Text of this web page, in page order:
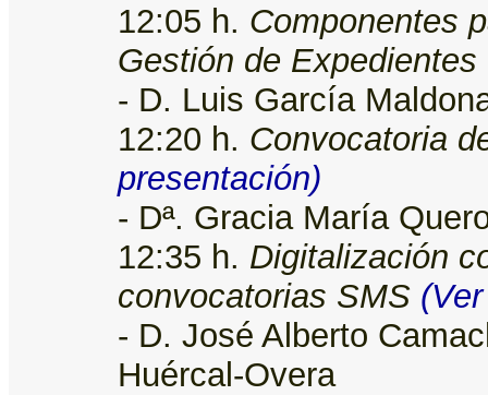
12:05 h. Componentes
Gestión de Expedientes
- D. Luis García
12:20 h. Convocatoria
presentación)
- Dª. Gracia María
12:35 h. Digitalización
convocatorias SMS
- D. José Alberto
Huércal-Overa